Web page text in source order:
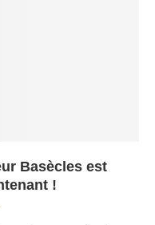
Basècles est
!